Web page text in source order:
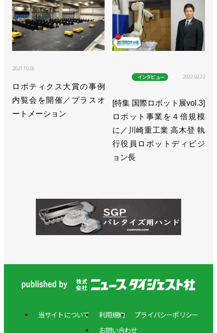
2021.10.05
ロボティクス大賞の事例
内覧会を開催／プラスオ
ートメーション
インタビュー 2022.02.22
[特集 国際ロボット展vol.3]
ロボット事業を４倍規模
に／川崎重工業 高木登 執
行役員ロボットディビジ
ョン長
当サイトについて 利用規約
プライバシーポリシー
お問い合わせ